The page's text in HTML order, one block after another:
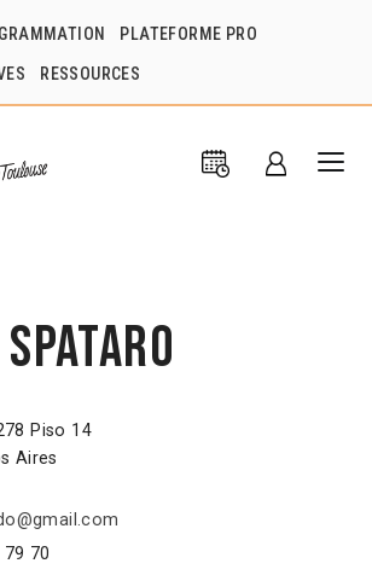
PLATEFORME PRO
RESSOURCES
Piso 14
Aires
70